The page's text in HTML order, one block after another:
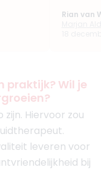
Rian van
praktijk? Wil je
zijn. Hiervoor zou
leveren voor
bij